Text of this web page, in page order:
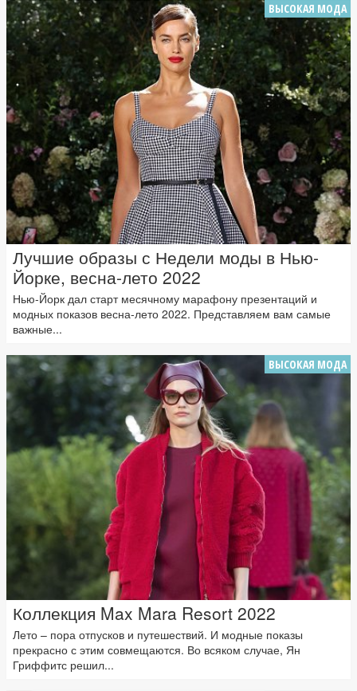
ВЫСОКАЯ МОДА
Лучшие образы с Недели моды в Нью-
Йорке, весна-лето 2022
Нью-Йорк дал старт месячному марафону презентаций и
модных показов весна-лето 2022. Представляем вам самые
важные...
ВЫСОКАЯ МОДА
Коллекция Max Mara Resort 2022
Лето – пора отпусков и путешествий. И модные показы
прекрасно с этим совмещаются. Во всяком случае, Ян
Гриффитс решил...